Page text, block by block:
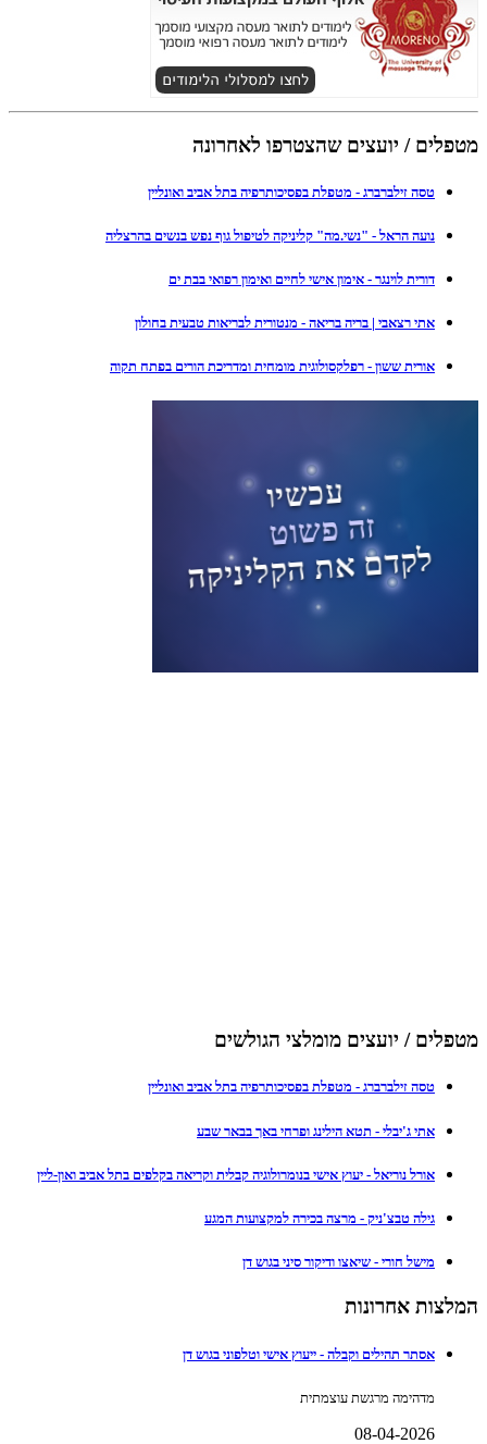
מטפלים / יועצים שהצטרפו לאחרונה
טסה זילברברג - מטפלת בפסיכותרפיה בתל אביב ואונליין
נועה הראל - "נשי.מה" קליניקה לטיפול גוף נפש בנשים בהרצליה
דורית לוינגר - אימון אישי לחיים ואימון רפואי בבת ים
אתי רצאבי | בריה בריאה - מנטורית לבריאות טבעית בחולון
אורית ששון - רפלקסולוגית מומחית ומדריכת הורים בפתח תקוה
מטפלים / יועצים מומלצי הגולשים
טסה זילברברג - מטפלת בפסיכותרפיה בתל אביב ואונליין
אתי ג'יבלי - תטא הילינג ופרחי באך בבאר שבע
אורל נוריאל - יעוץ אישי בנומרולוגיה קבלית וקריאה בקלפים בתל אביב ואון-ליין
גילה טבצ'ניק - מרצה בכירה למקצועות המגע
מישל חורי - שיאצו ודיקור סיני בגוש דן
המלצות אחרונות
אסתר תהילים וקבלה - ייעוץ אישי וטלפוני בגוש דן
מדהימה מרגשת עוצמתית
08-04-2026